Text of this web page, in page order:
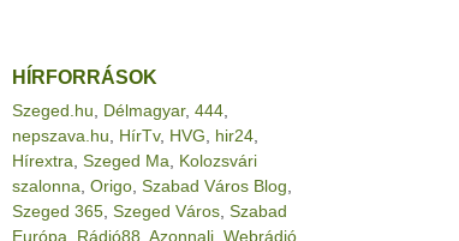
HÍRFORRÁSOK
Szeged.hu Délmagyar, 444
nepszava.hu
HírTv, HVG hir24
Hírextra Szeged Ma
Kolozsvári
szalonna Origo Szabad Város Blog
Szeged 365 Szeged Város Szabad
Európa
Rádió88 Azonnali Webrádió